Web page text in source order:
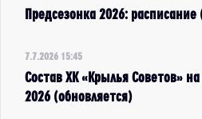
Предсезонка 2026: расписание
7.7.2026 15:45
Состав ХК «Крылья Советов»
2026 (обновляется)